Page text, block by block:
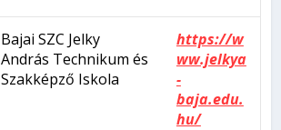
Bajai SZC Jelky
András Technikum és
Szakképző Iskola
https://w
ww.jelkya
-
baja.edu.
hu/